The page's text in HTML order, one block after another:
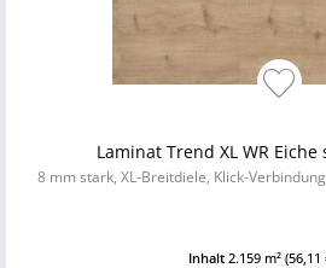
Laminat Trend XL WR
8 mm stark, XL-Breitdiele, Klick-
Inhalt 2.159 m² (56,11